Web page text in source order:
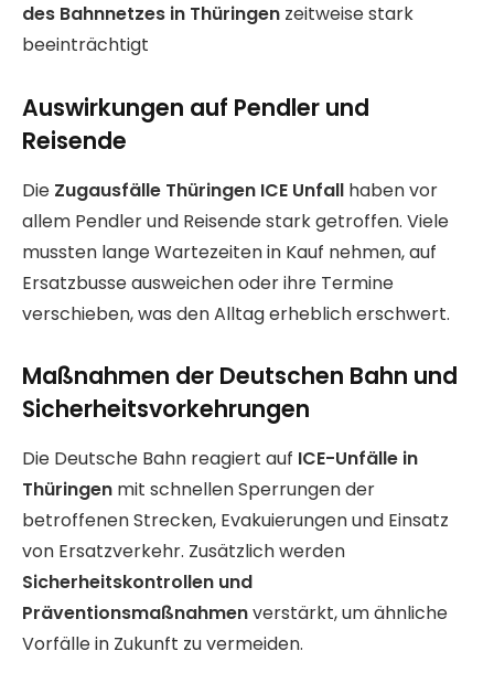
des Bahnnetzes in Thüringen zeitweise stark
beeinträchtigt
Auswirkungen auf Pendler und
Reisende
Die Zugausfälle Thüringen ICE Unfall haben vor
allem Pendler und Reisende stark getroffen. Viele
mussten lange Wartezeiten in Kauf nehmen, auf
Ersatzbusse ausweichen oder ihre Termine
verschieben, was den Alltag erheblich erschwert.
Maßnahmen der Deutschen Bahn und
Sicherheitsvorkehrungen
Die Deutsche Bahn reagiert auf ICE-Unfälle in
Thüringen mit schnellen Sperrungen der
betroffenen Strecken, Evakuierungen und Einsatz
von Ersatzverkehr. Zusätzlich werden
Sicherheitskontrollen und
Präventionsmaßnahmenverstärkt, um ähnliche
Vorfälle in Zukunft zu vermeiden.